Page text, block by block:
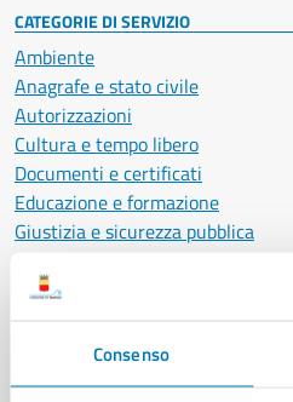
Consenso
CATEGORIE DI SERVIZIO
Ambiente
Anagrafe e stato civile
Autorizzazioni
Cultura e tempo libero
Documenti e certificati
Educazione e formazione
Giustizia e sicurezza pubblica
Salute, benessere e assistenza
Vita lavorativa